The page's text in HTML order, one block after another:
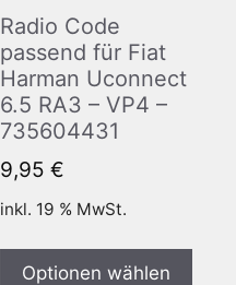
Radio Code
passend für Fiat
Harman Uconnect
6.5 RA3 – VP4 –
735604431
9,95 €
inkl. 19 % MwSt.
Optionen wählen